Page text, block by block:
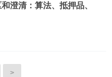
澄清：算法、抵押品、
>